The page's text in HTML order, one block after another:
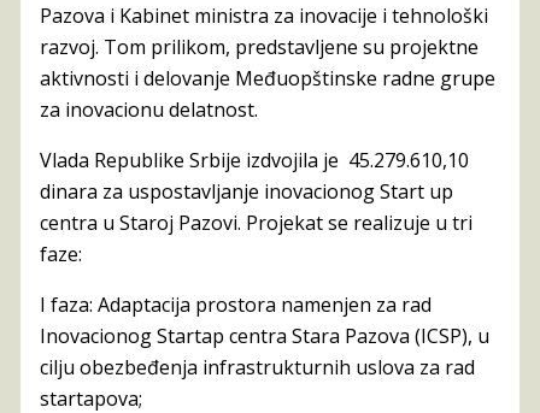
Pazova i Kabinet ministra za inovacije i tehnološki
razvoj. Tom prilikom, predstavljene su projektne
aktivnosti i delovanje Međuopštinske radne grupe
za inovacionu delatnost.
Vlada Republike Srbije izdvojila je 45.279.610,10
dinara za uspostavljanje inovacionog Start up
centra u Staroj Pazovi. Projekat se realizuje u tri
faze:
I faza: Adaptacija prostora namenjen za rad
Inovacionog Startap centra Stara Pazova (ICSP), u
cilju obezbeđenja infrastrukturnih uslova za rad
startapova;